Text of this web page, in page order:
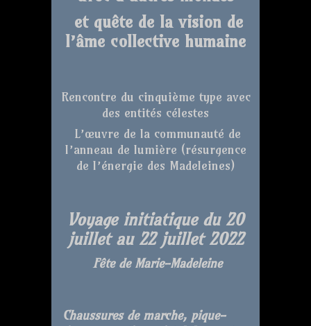
et quête de la vision de
l’âme collective humaine
Rencontre du cinquième type avec
des entités célestes
L’œuvre de la communauté de
l’anneau de lumière (résurgence
de l’énergie des Madeleines)
Voyage initiatique du 20
juillet au 22 juillet 2022
Fête de Marie-Madeleine
Chaussures de marche, pique-